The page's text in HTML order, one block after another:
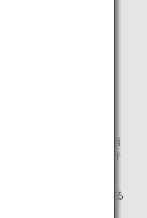
られている外国人が、指
場合、日本への入国は許
審査に非常に時間がかかる